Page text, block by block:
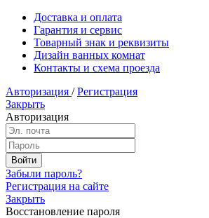
Доставка и оплата
Гарантия и сервис
Товарный знак и реквизиты
Дизайн ванных комнат
Контакты и схема проезда
Авторизация / Регистрация
Закрыть
Авторизация
Забыли пароль?
Регистрация на сайте
Закрыть
Восстановление пароля